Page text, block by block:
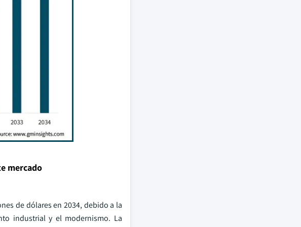
mercado
de dólares en 2034, debido a la
industrial y el modernismo. La